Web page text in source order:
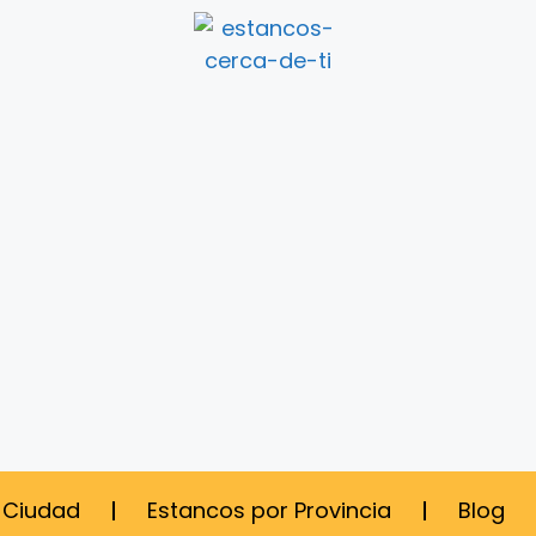
Estancos por Provincia Blog